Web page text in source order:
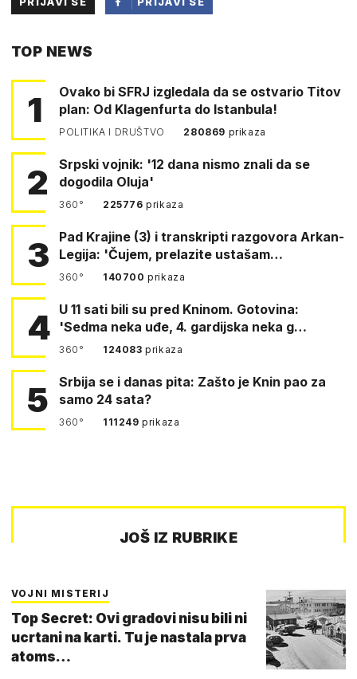
TOP NEWS
1
Ovako bi SFRJ izgledala da se ostvario Titov
plan: Od Klagenfurta do Istanbula!
POLITIKA I DRUŠTVO 280869 prikaza
2
Srpski vojnik: '12 dana nismo znali da se
dogodila Oluja'
360° 225776prikaza
3
Pad Krajine (3) i transkripti razgovora Arkan-
Legija: 'Čujem, prelazite ustašam…
360° 140700prikaza
4 U 11 sati bili su pred Kninom. Gotovina:
'Sedma neka uđe, 4. gardijska neka g…
360° 124083prikaza
5
Srbija se i danas pita: Zašto je Knin pao za
samo 24 sata?
360° 111249prikaza
JOŠ IZ RUBRIKE
VOJNI MISTERIJ
Top Secret: Ovi gradovi nisu bili ni
ucrtani na karti. Tu je nastala prva
atoms…